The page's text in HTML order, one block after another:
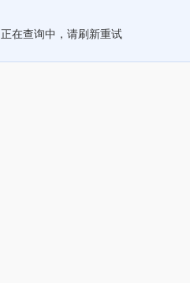
正在查询中，请刷新重试